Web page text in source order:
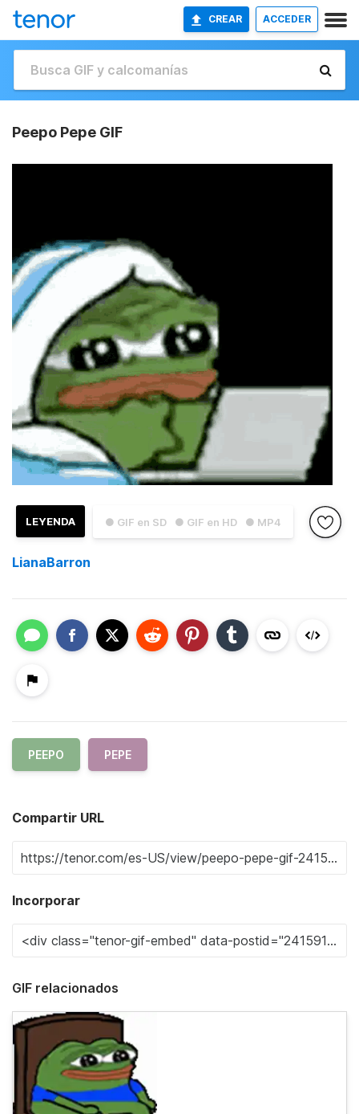
CREAR ACCEDER
Peepo Pepe GIF
● GIF en SD ● GIF en HD ● MP4
LEYENDA
LianaBarron
PEEPO PEPE
Compartir URL
Incorporar
GIF relacionados